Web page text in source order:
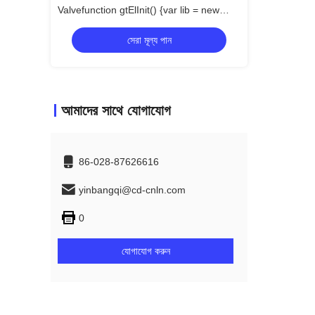
সেরা মূল্য পান
আমাদের সাথে যোগাযোগ
86-028-87626616
yinbangqi@cd-cnln.com
0
যোগাযোগ করুন